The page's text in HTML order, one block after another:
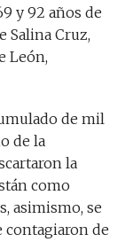
y 92 años de
Salina Cruz,
León,
de mil
de la
la
como
asimismo, se
contagiaron de